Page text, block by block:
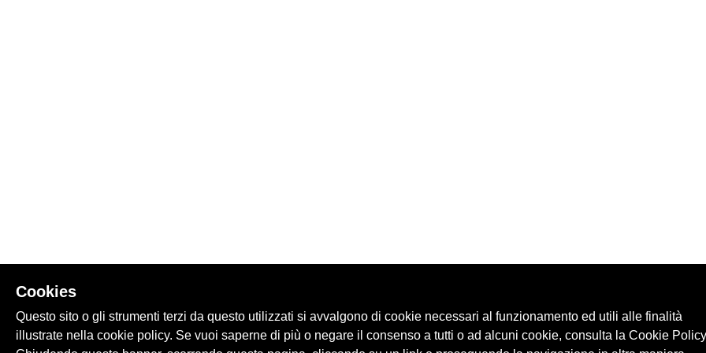
Cookies
Questo sito o gli strumenti terzi da questo utilizzati si avvalgono di cookie necessari al funzionamento ed utili alle finalità
illustrate nella cookie policy. Se vuoi saperne di più o negare il consenso a tutti o ad alcuni cookie, consulta la Cookie